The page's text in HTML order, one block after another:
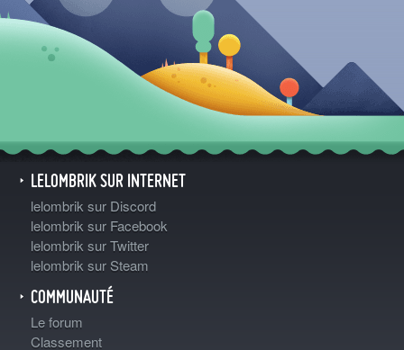
LELOMBRIK SUR INTERNET
lelombrik sur Discord
lelombrik sur Facebook
lelombrik sur Twitter
lelombrik sur Steam
COMMUNAUTÉ
Le forum
Classement